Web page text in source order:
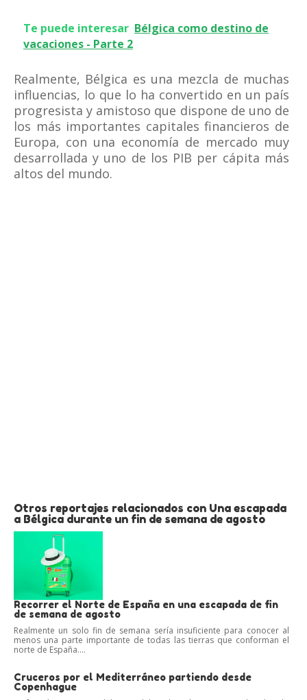
Te puede interesar Bélgica como destino de
vacaciones - Parte 2
Realmente, Bélgica es una mezcla de muchas
influencias, lo que lo ha convertido en un país
progresista y amistoso que dispone de uno de
los más importantes capitales financieros de
Europa, con una economía de mercado muy
desarrollada y uno de los PIB per cápita más
altos del mundo.
Otros reportajes relacionados con Una escapada
a Bélgica durante un fin de semana de agosto
Recorrer el Norte de España en una escapada de fin
de semana de agosto
Realmente un solo fin de semana sería insuficiente para conocer al
menos una parte importante de todas las tierras que conforman el
norte de España....
Cruceros por el Mediterráneo partiendo desde
Copenhague